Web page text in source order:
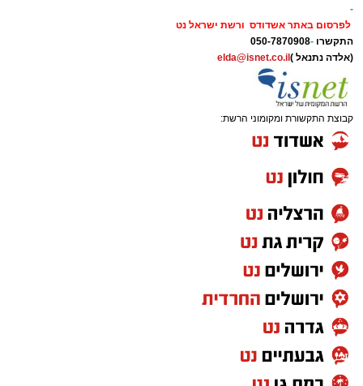
-
לפרסום באתר אשדודס ורשת ישראל נט
התקשרו -
050-7870908
(אלדה נתנאל ) elda@isnet.co.il
קבוצת התקשורת ומקומוני הרשת: